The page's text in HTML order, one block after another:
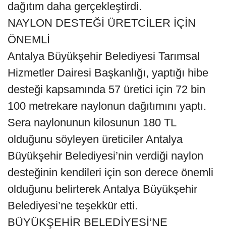
dağıtım daha gerçekleştirdi.
NAYLON DESTEĞİ ÜRETCİLER İÇİN
ÖNEMLİ
Antalya Büyükşehir Belediyesi Tarımsal
Hizmetler Dairesi Başkanlığı, yaptığı hibe
desteği kapsamında 57 üretici için 72 bin
100 metrekare naylonun dağıtımını yaptı.
Sera naylonunun kilosunun 180 TL
olduğunu söyleyen üreticiler Antalya
Büyükşehir Belediyesi’nin verdiği naylon
desteğinin kendileri için son derece önemli
olduğunu belirterek Antalya Büyükşehir
Belediyesi’ne teşekkür etti.
BÜYÜKŞEHİR BELEDİYESİ’NE